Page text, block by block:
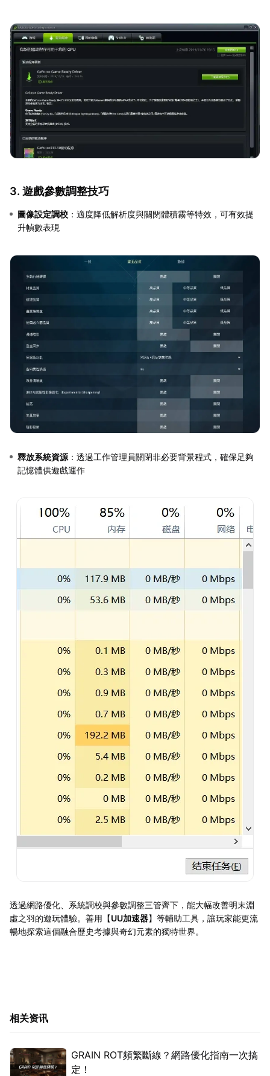
3. 遊戲參數調整技巧
圖像設定調校 ：適度降低解析度與關閉體積霧等特效，可有效提
升幀數表現
釋放系統資源 ：透過工作管理員關閉非必要背景程式，確保足夠
記憶體供遊戲運作
透過網路優化、系統調校與參數調整三管齊下，能大幅改善明末淵
虛之羽的遊玩體驗。善用【UU加速器】等輔助工具，讓玩家能更流
暢地探索這個融合歷史考據與奇幻元素的獨特世界。
相关资讯
GRAIN ROT頻繁斷線？網路優化指南一次搞
定！